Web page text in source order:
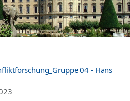
04 - Hans